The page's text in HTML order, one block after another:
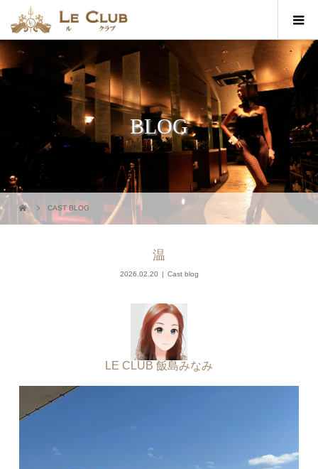
BLOG
CAST BLOG
温
2026.02.20 Cast blog
LE CLUB 飯島みなみ